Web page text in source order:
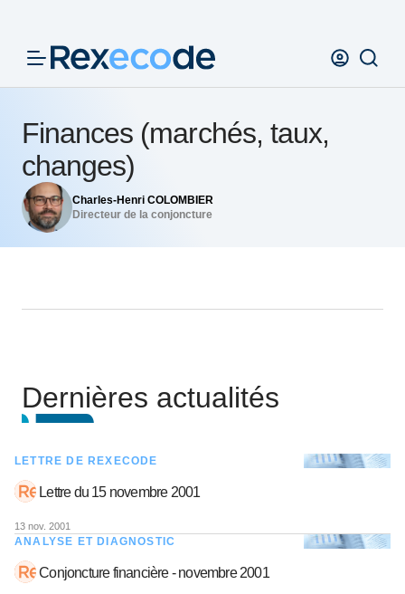
Finances (marchés, taux,
changes)
Charles-Henri COLOMBIER
Directeur de la conjoncture
Dernières actualités
LETTRE DE REXECODE
Lettre du 15 novembre 2001
13 nov. 2001
ANALYSE ET DIAGNOSTIC
Conjoncture financière - novembre 2001